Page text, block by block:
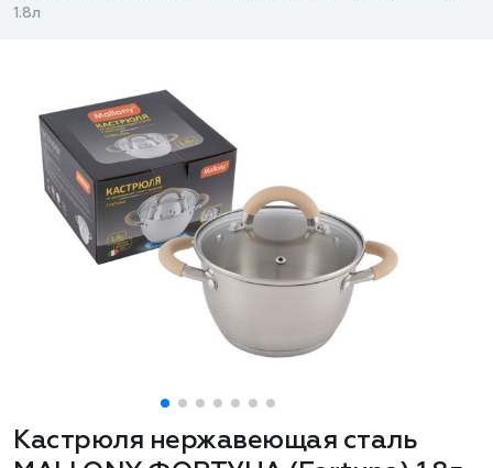
1.8л
Кастрюля нержавеющая сталь